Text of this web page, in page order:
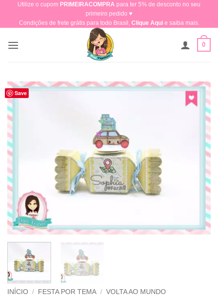
content
Utilize o cupom PRIMEIRACOMPRA para ter 5% de desconto no seu
primeiro pedido ♥​
Condições de frete grátis para todo Brasil, Clique Aquie saiba mais.
0
Save
INÍCIO / FESTA POR TEMA / VOLTA AO MUNDO